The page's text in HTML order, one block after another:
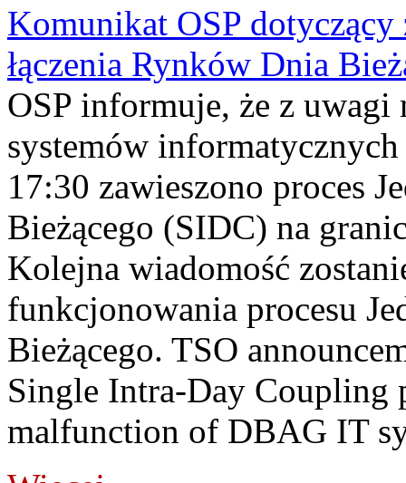
Komunikat OSP dotyczący
łączenia Rynków Dnia
OSP informuje, że z uwagi
systemów
17:30 zawieszono proces
Bieżącego (SIDC) na
Kolejna wiadomość
funkcjonowania procesu
Bieżącego. TSO
Single Intra-Day Coupling
malfunction of DBAG IT